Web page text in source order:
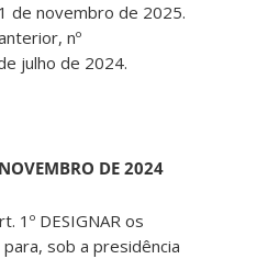
de novembro de 2025.
nº
julho de 2024.
DE 2024
1º DESIGNAR os
sob a presidência